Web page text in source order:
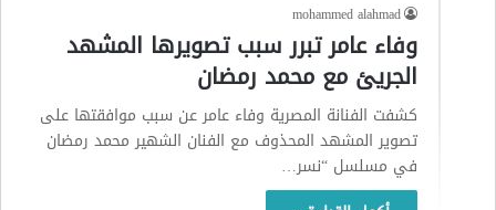
mohammed alahmad
وفاء عامر تبرر سبب تصويرها المشهد
الجريئ مع محمد رمضان
كشفت الفنانة المصرية وفاء عامر عن سبب موافقتها على
تصوير المشهد المحذوف مع الفنان الشهير محمد رمضان
في مسلسل “نسر…